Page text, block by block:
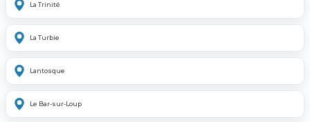
La Trinité
La Turbie
Lantosque
Le Bar-sur-Loup